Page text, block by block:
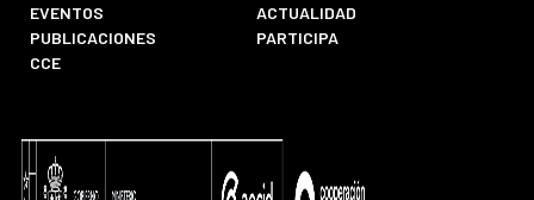
EVENTOS
ACTUALIDAD
PUBLICACIONES
PARTICIPA
CCE